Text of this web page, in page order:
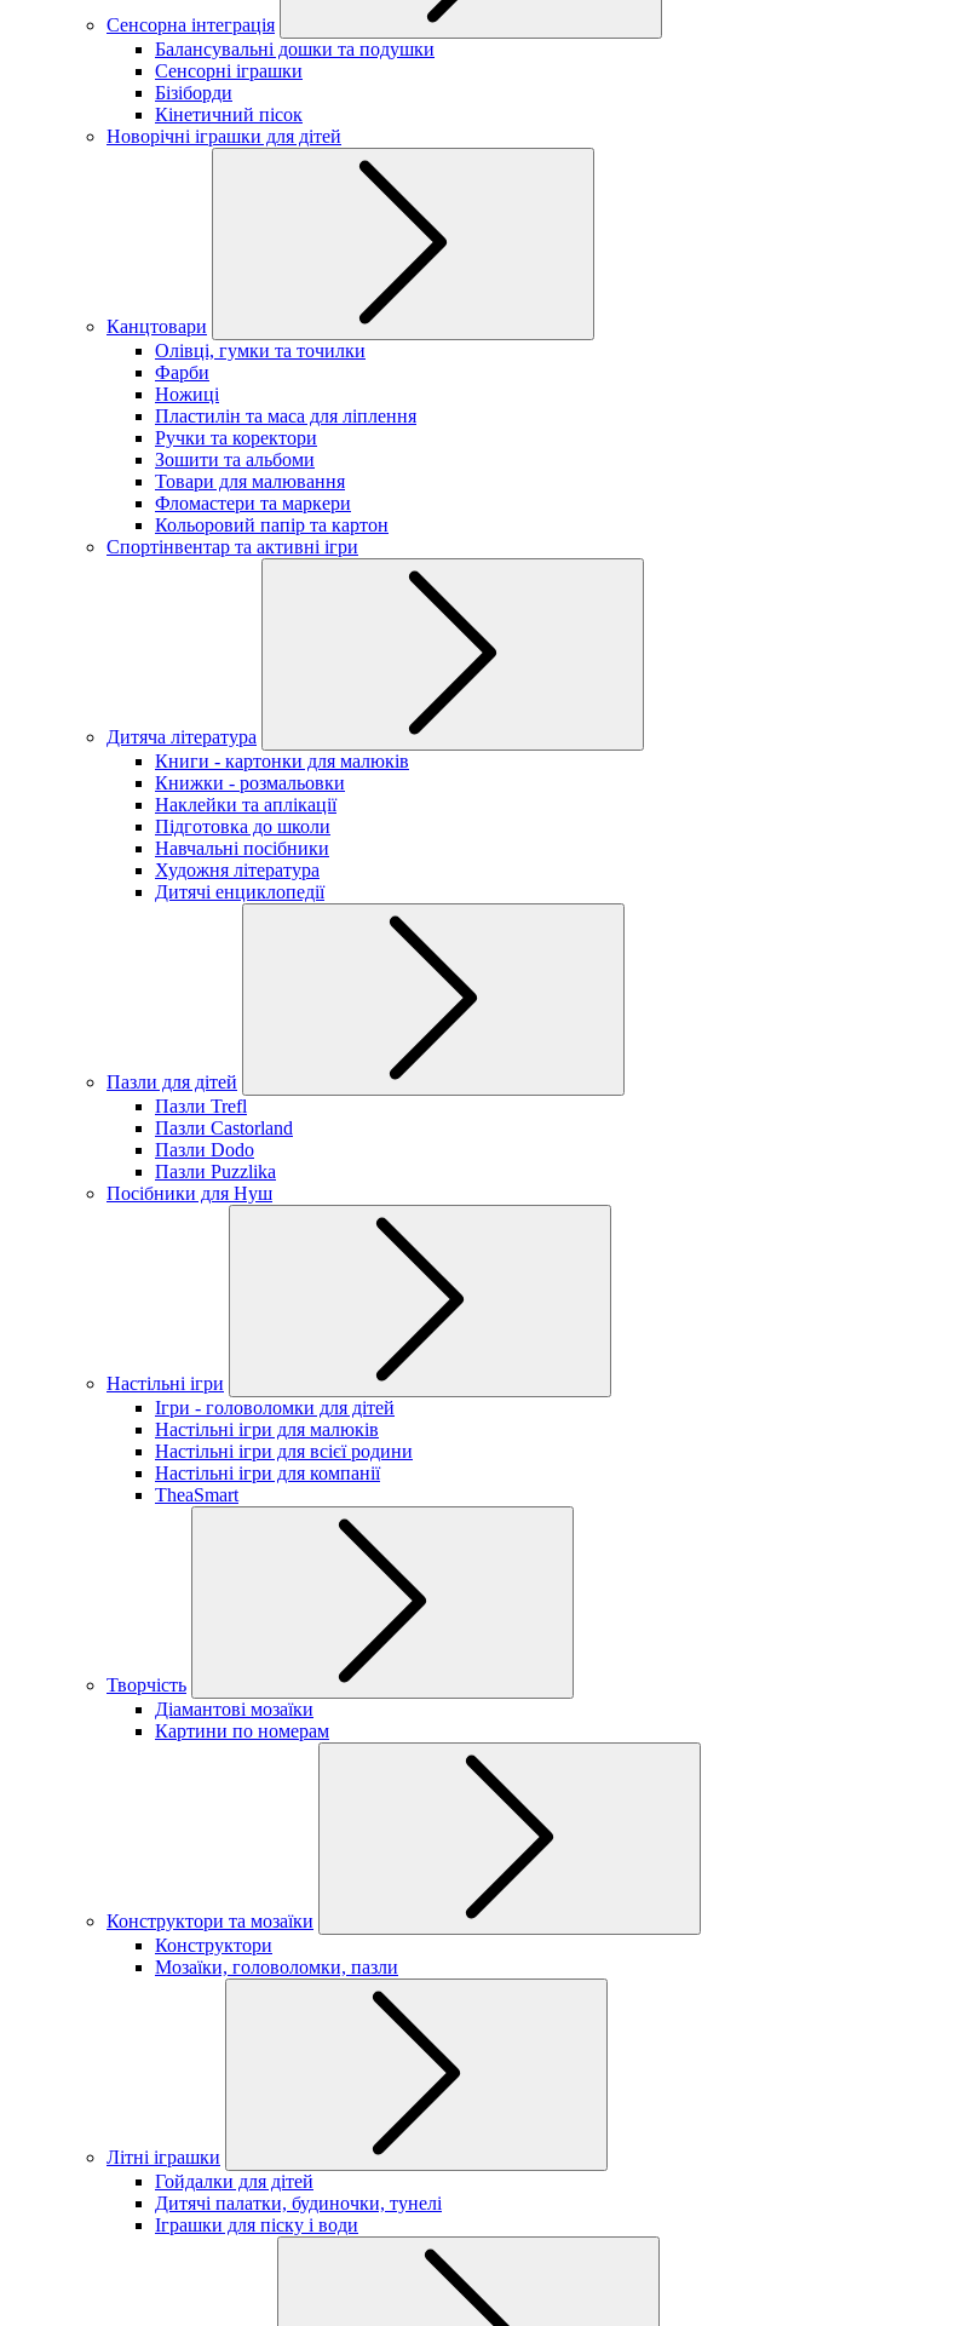
Сенсорна інтеграція
Балансувальні дошки та подушки
Сенсорні іграшки
Бізіборди
Кінетичний пісок
Новорічні іграшки для дітей
Канцтовари
Олівці, гумки та точилки
Фарби
Ножиці
Пластилін та маса для ліплення
Ручки та коректори
Зошити та альбоми
Товари для малювання
Фломастери та маркери
Кольоровий папір та картон
Спортінвентар та активні ігри
Дитяча література
Книги - картонки для малюків
Книжки - розмальовки
Наклейки та аплікації
Підготовка до школи
Навчальні посібники
Художня література
Дитячі енциклопедії
Пазли для дітей
Пазли Trefl
Пазли Castorland
Пазли Dodo
Пазли Puzzlika
Посібники для Нуш
Настільні ігри
Ігри - головоломки для дітей
Настільні ігри для малюків
Настільні ігри для всієї родини
Настільні ігри для компанії
TheaSmart
Творчість
Діамантові мозаїки
Картини по номерам
Конструктори та мозаїки
Конструктори
Мозаїки, головоломки, пазли
Літні іграшки
Гойдалки для дітей
Дитячі палатки, будиночки, тунелі
Іграшки для піску і води